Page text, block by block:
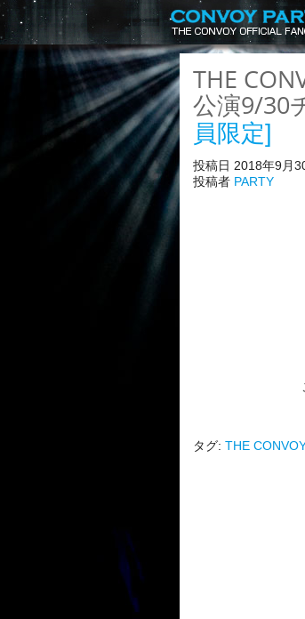
THE
公演9/30
員限定]
投稿日 2018年9月
投稿者 PARTY
タグ: THE